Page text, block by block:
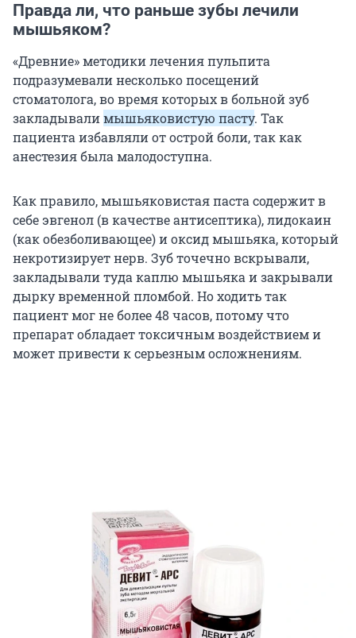
Правда ли, что раньше зубы лечили
мышьяком?
«Древние» методики лечения пульпита
подразумевали несколько посещений
стоматолога, во время которых в больной зуб
закладывалимышьяковистую пасту. Так
пациента избавляли от острой боли, так как
анестезия была малодоступна.
Как правило, мышьяковистая паста содержит в
себе эвгенол (в качестве антисептика), лидокаин
(как обезболивающее) и оксид мышьяка, который
некротизирует нерв. Зуб точечно вскрывали,
закладывали туда каплю мышьяка и закрывали
дырку временной пломбой. Но ходить так
пациент мог не более 48 часов, потому что
препарат обладает токсичным воздействием и
может привести к серьезным осложнениям.